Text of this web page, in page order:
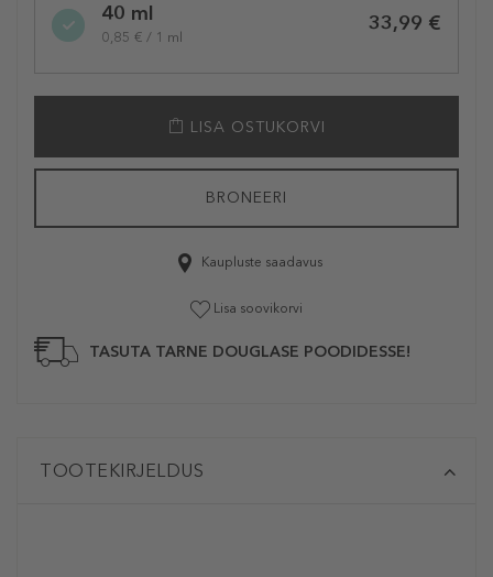
variation40 ml
0,85 € / 1 ml
33,99 €
LISA OSTUKORVI
BRONEERI
Kaupluste saadavus
Lisa soovikorvi
TASUTA TARNE DOUGLASE POODIDESSE!
TOOTEKIRJELDUS